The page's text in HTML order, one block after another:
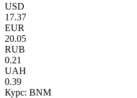
USD
17.37
EUR
20.05
RUB
0.21
UAH
0.39
Курс: BNM